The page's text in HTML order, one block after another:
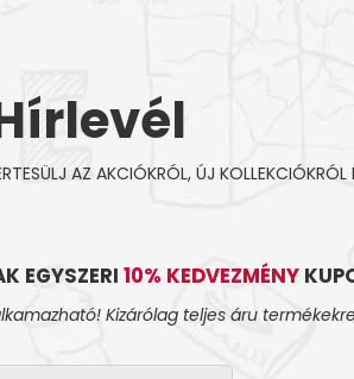
AZ AKCIÓKRÓL, ÚJ
EGYSZERI 10% KEDVEZMÉNY
Kizárólag teljes áru